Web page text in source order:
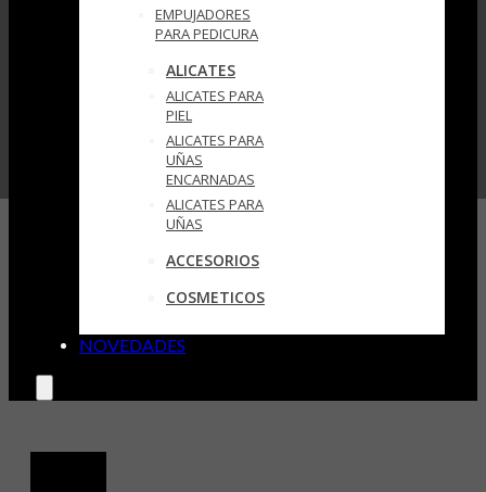
EMPUJADORES
PARA PEDICURA
ALICATES
ALICATES PARA
PIEL
ALICATES PARA
UÑAS
ENCARNADAS
ALICATES PARA
UÑAS
ACCESORIOS
COSMETICOS
NOVEDADES